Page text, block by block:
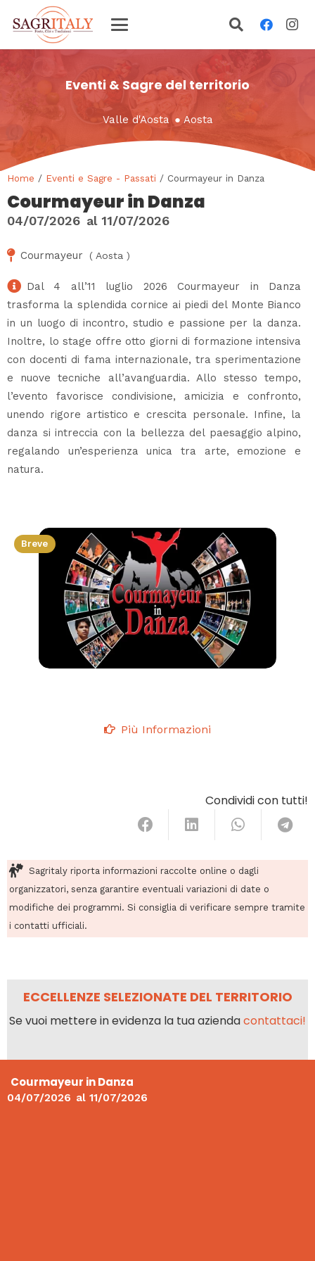
Eventi & Sagre del territorio
Valle d'Aosta ● Aosta
Home / Eventi e Sagre - Passati / Courmayeur in Danza
Courmayeur in Danza
04/07/2026 al 11/07/2026
Courmayeur ( Aosta )
Dal 4 all’11 luglio 2026 Courmayeur in Danza
trasforma la splendida cornice ai piedi del Monte Bianco
in un luogo di incontro, studio e passione per la danza.
Inoltre, lo stage offre otto giorni di formazione intensiva
con docenti di fama internazionale, tra sperimentazione
e nuove tecniche all’avanguardia. Allo stesso tempo,
l’evento favorisce condivisione, amicizia e confronto,
unendo rigore artistico e crescita personale. Infine, la
danza si intreccia con la bellezza del paesaggio alpino,
regalando un’esperienza unica tra arte, emozione e
natura.
Breve
Più Informazioni
Condividi con tutti!
Sagritaly riporta informazioni raccolte online o dagli
organizzatori, senza garantire eventuali variazioni di date o
modifiche dei programmi. Si consiglia di verificare sempre tramite
i contatti ufficiali.
ECCELLENZE SELEZIONATE DEL TERRITORIO
Se vuoi mettere in evidenza la tua aziendacontattaci!
Courmayeur in Danza
04/07/2026 al 11/07/2026